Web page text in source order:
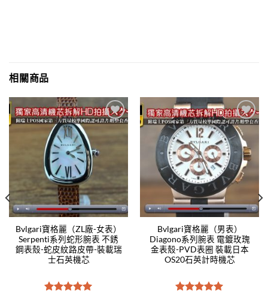
相關商品
wishlist
Bvlgari寶格麗（ZL廠-女表）
Serpenti系列蛇形腕表 不銹
鋼表殼-蛇皮紋路皮帶-裝載瑞
士石英機芯
Add to
wishlist
Bvlgari寶格麗（男表）
Diagono系列腕表 電鍍玫瑰
金表殼-PVD表圈 裝載日本
OS20石英計時機芯